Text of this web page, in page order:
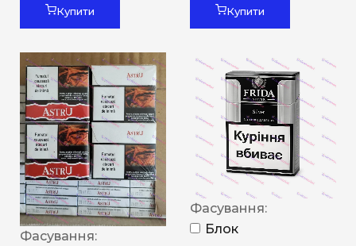
Купити Купити
Фасування:
Фасування:
Блок